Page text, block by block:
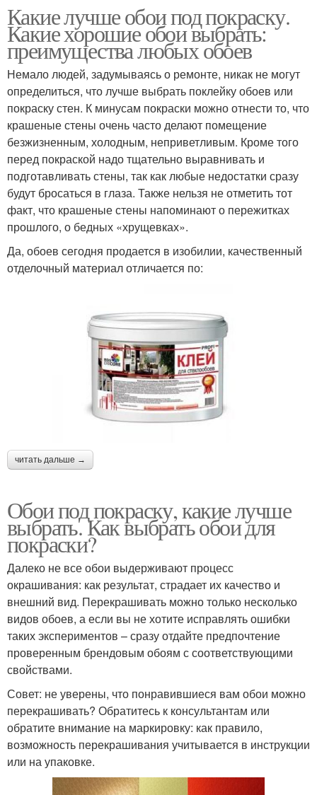
Какие лучше обои под покраску.
Какие хорошие обои выбрать:
преимущества любых обоев
Немало людей, задумываясь о ремонте, никак не могут
определиться, что лучше выбрать поклейку обоев или
покраску стен. К минусам покраски можно отнести то, что
крашеные стены очень часто делают помещение
безжизненным, холодным, неприветливым. Кроме того
перед покраской надо тщательно выравнивать и
подготавливать стены, так как любые недостатки сразу
будут бросаться в глаза. Также нельзя не отметить тот
факт, что крашеные стены напоминают о пережитках
прошлого, о бедных «хрущевках».
Да, обоев сегодня продается в изобилии, качественный
отделочный материал отличается по:
читать дальше →
Обои под покраску, какие лучше
выбрать. Как выбрать обои для
покраски?
Далеко не все обои выдерживают процесс
окрашивания: как результат, страдает их качество и
внешний вид. Перекрашивать можно только несколько
видов обоев, а если вы не хотите исправлять ошибки
таких экспериментов – сразу отдайте предпочтение
проверенным брендовым обоям с соответствующими
свойствами.
Совет: не уверены, что понравившиеся вам обои можно
перекрашивать? Обратитесь к консультантам или
обратите внимание на маркировку: как правило,
возможность перекрашивания учитывается в инструкции
или на упаковке.